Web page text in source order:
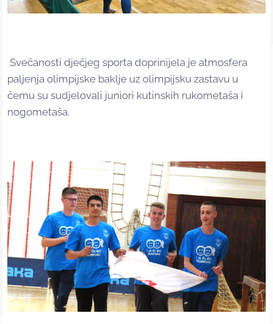
Svečanosti dječjeg sporta doprinijela je atmosfera
paljenja olimpijske baklje uz olimpijsku zastavu u
čemu su sudjelovali juniori kutinskih rukometaša i
nogometaša.